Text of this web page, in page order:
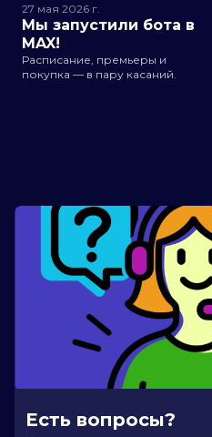
27 мая 2026 г.
Мы запустили бота в
MAX!
Расписание, премьеры и
покупка — в пару касаний.
Есть вопросы?